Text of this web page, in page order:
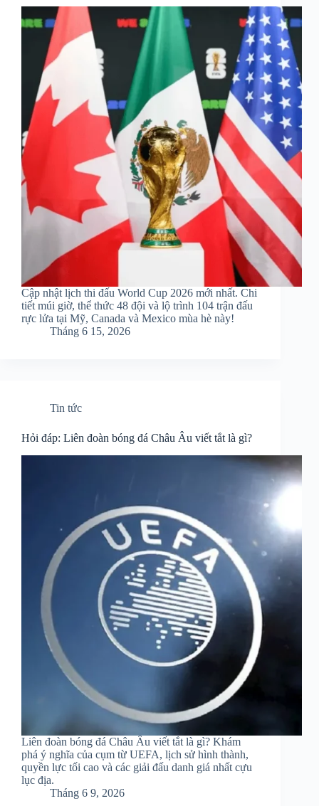
Cập nhật lịch thi đấu World Cup 2026 mới nhất. Chi
tiết múi giờ, thể thức 48 đội và lộ trình 104 trận đấu
rực lửa tại Mỹ, Canada và Mexico mùa hè này!
Tháng 6 15, 2026
Tin tức
Hỏi đáp: Liên đoàn bóng đá Châu Âu viết tắt là gì?
Liên đoàn bóng đá Châu Âu viết tắt là gì? Khám
phá ý nghĩa của cụm từ UEFA, lịch sử hình thành,
quyền lực tối cao và các giải đấu danh giá nhất cựu
lục địa.
Tháng 6 9, 2026